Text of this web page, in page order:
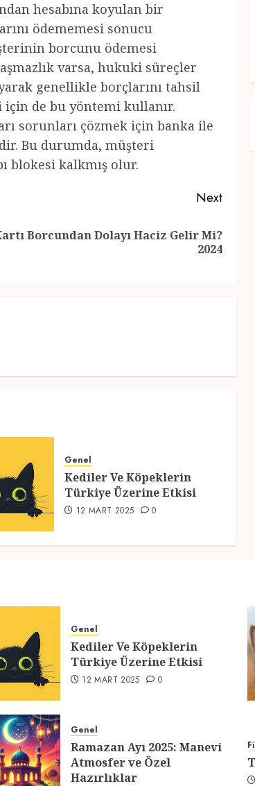
hesabına koyulan bir
ödememesi sonucu
borcunu ödemesi
varsa, hukuki süreçler
genellikle borçlarını tahsil
için de bu yöntemi kullanır.
sorunları çözmek için banka ile
Bu durumda, müşteri
blokesi kalkmış olur.
Next
Borcundan Dolayı Haciz Gelir Mi?
2024
Genel
Kediler Ve Köpeklerin
Türkiye Üzerine Etkisi
12 MART 2025 0
Genel
Kediler Ve Köpeklerin
Türkiye Üzerine Etkisi
12 MART 2025 0
Genel
Ramazan Ayı 2025: Manevi
Atmosfer ve Özel
Hazırlıklar